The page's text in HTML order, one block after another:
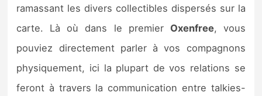
ramassant les divers collectibles dispersés sur la
carte. Là où dans le premier Oxenfree, vous
pouviez directement parler à vos compagnons
physiquement, ici la plupart de vos relations se
feront à travers la communication entre talkies-